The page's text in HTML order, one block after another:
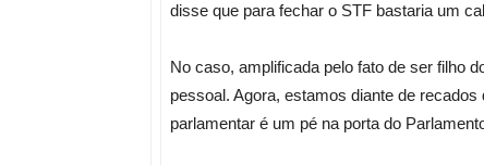
disse que para fechar o STF bastaria um
No caso, amplificada pelo fato de ser filho
pessoal. Agora, estamos diante de
parlamentar é um pé na porta do